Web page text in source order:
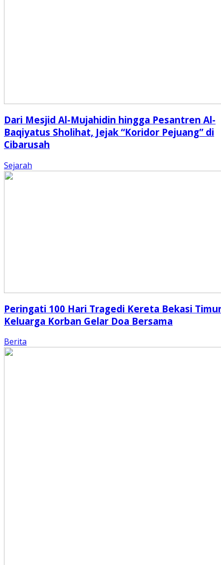
Dari Mesjid Al-Mujahidin hingga Pesantren Al-
Baqiyatus Sholihat, Jejak “Koridor Pejuang” di
Cibarusah
Sejarah
Peringati 100 Hari Tragedi Kereta Bekasi
Keluarga Korban Gelar Doa Bersama
Berita